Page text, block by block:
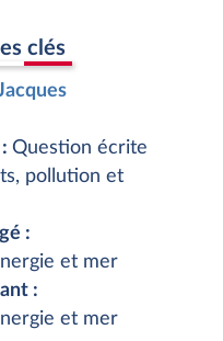
clés
Question écrite
pollution et
:
et mer
:
et mer